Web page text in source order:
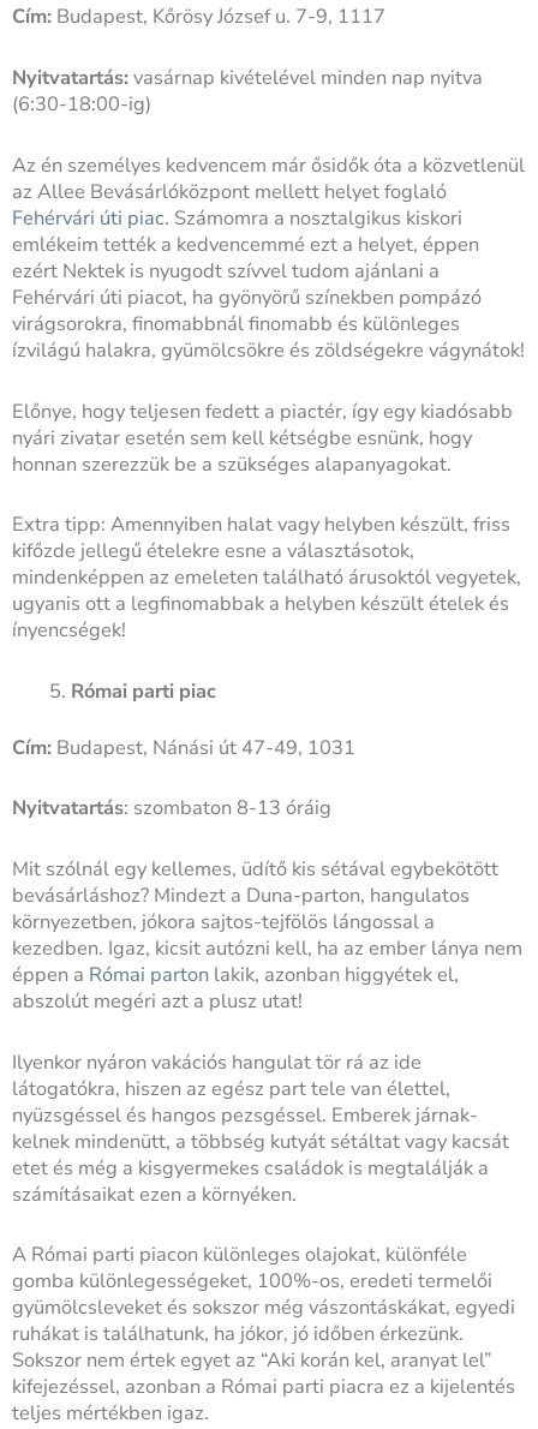
Cím: Budapest, Kőrösy József u. 7-9, 1117
Nyitvatartás:vasárnap kivételével minden nap nyitva
(6:30-18:00-ig)
Az én személyes kedvencem már ősidők óta a közvetlenül
az Allee Bevásárlóközpont mellett helyet foglaló
Fehérvári úti piac. Számomra a nosztalgikus kiskori
emlékeim tették a kedvencemmé ezt a helyet, éppen
ezért Nektek is nyugodt szívvel tudom ajánlani a
Fehérvári úti piacot, ha gyönyörű színekben pompázó
virágsorokra, finomabbnál finomabb és különleges
ízvilágú halakra, gyümölcsökre és zöldségekre vágynátok!
Előnye, hogy teljesen fedett a piactér, így egy kiadósabb
nyári zivatar esetén sem kell kétségbe esnünk, hogy
honnan szerezzük be a szükséges alapanyagokat.
Extra tipp: Amennyiben halat vagy helyben készült, friss
kifőzde jellegű ételekre esne a választásotok,
mindenképpen az emeleten található árusoktól vegyetek,
ugyanis ott a legfinomabbak a helyben készült ételek és
ínyencségek!
Római parti piac
Cím: Budapest, Nánási út 47-49, 1031
Nyitvatartás: szombaton 8-13 óráig
Mit szólnál egy kellemes, üdítő kis sétával egybekötött
bevásárláshoz? Mindezt a Duna-parton, hangulatos
környezetben, jókora sajtos-tejfölös lángossal a
kezedben. Igaz, kicsit autózni kell, ha az ember lánya nem
éppen a Római parton lakik, azonban higgyétek el,
abszolút megéri azt a plusz utat!
Ilyenkor nyáron vakációs hangulat tör rá az ide
látogatókra, hiszen az egész part tele van élettel,
nyüzsgéssel és hangos pezsgéssel. Emberek járnak-
kelnek mindenütt, a többség kutyát sétáltat vagy kacsát
etet és még a kisgyermekes családok is megtalálják a
számításaikat ezen a környéken.
A Római parti piacon különleges olajokat, különféle
gomba különlegességeket, 100%-os, eredeti termelői
gyümölcsleveket és sokszor még vászontáskákat, egyedi
ruhákat is találhatunk, ha jókor, jó időben érkezünk.
Sokszor nem értek egyet az “Aki korán kel, aranyat lel”
kifejezéssel, azonban a Római parti piacra ez a kijelentés
teljes mértékben igaz.